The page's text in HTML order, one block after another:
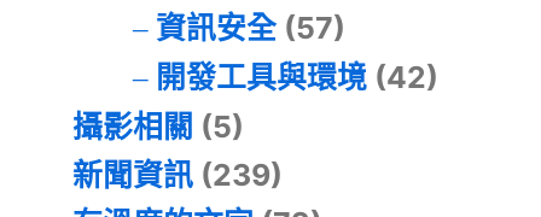
資訊安全(57)
開發工具與環境(42)
攝影相關 (5)
新聞資訊 (239)